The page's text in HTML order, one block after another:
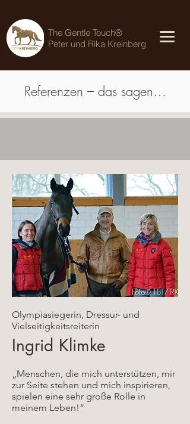
The Gentle Touch®
Peter und Rika Kreinberg
Referenzen – das sagen…
Olympiasiegerin, Dressur- und
Vielseitigkeitsreiterin
Ingrid Klimke
„Menschen, die mich unterstützen, mir
zur Seite stehen und mich inspirieren,
spielen eine sehr große Rolle in
meinem Leben!“